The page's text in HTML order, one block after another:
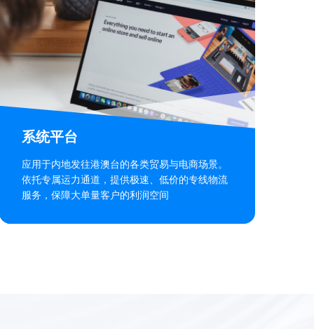
系统平台
应用于内地发往港澳台的各类贸易与电商场景。
依托专属运力通道，提供极速、低价的专线物流
服务，保障大单量客户的利润空间